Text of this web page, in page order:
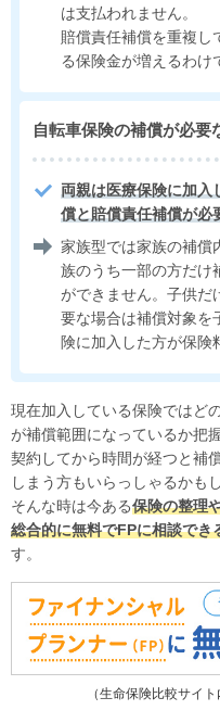
は支払われません。
賠償責任補償を重複し
る保険金が増えるわけ
自転車保険の補償が必要
両親は医療保険に加入
償と賠償責任補償が必
家族型では家族の補償
族のうち一部の方だけ
ができません。子供だ
要な場合は補償対象を
険に加入した方が保険
現在加入している保険ではど
が補償範囲になっているか把
契約してから時間が経つと補
しまう方もいらっしゃるかも
そんな時は今ある保険の整理
総合的に無料でFPに相談でき
す。
（生命保険比較サイ